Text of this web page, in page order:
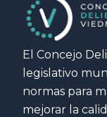
El Concejo
legislativo
normas para
mejorar la